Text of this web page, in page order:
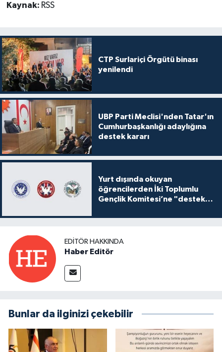
Kaynak: RSS
CTP Surlariçi Örgütü binası
yenilendi
UBP Parti Meclisi'nden Tatar'ın
Cumhurbaşkanlığı adaylığına
destek kararı
Yurt dışında okuyan
öğrencilerden İki Toplumlu
Gençlik Komitesi’ne "destek
EDITÖR HAKKINDA
Haber Editör
Bunlar da ilginizi çekebilir